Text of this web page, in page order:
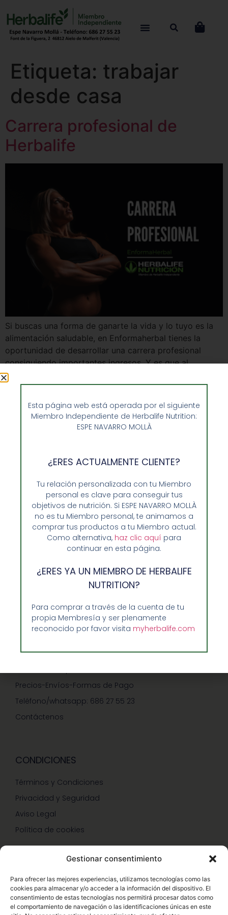
Gestionar consentimiento
Para ofrecer las mejores experiencias, utilizamos tecnologías como las
cookies para almacenar y/o acceder a la información del dispositivo. El
consentimiento de estas tecnologías nos permitirá procesar datos como
el comportamiento de navegación o las identificaciones únicas en este
Etiqueta: trabajar
desde casa
Carrera profesional de
Herbalife
Si buscas una forma de ganarte la vida y lo tuyo es la
alimentación saludable, en Enformaherbal tienes la
oportunidad de desarrollar una carrera profesional
consiguiendo importantes ingresos. Y es que al
convertirte en un miembro de nuestra gran familia,
podrás estar al día de los mejores productos del
Opiniones de Clientes
Sobre Nosotros y Herbalife
Ventajas de Comprar en Enformaherbal.com
Precios-Envíos-Formas de Pago
Teléfono/whatsapp: 686 27 55 23
Contáctenos
CONDICIONES
Términos y Condiciones
Privacidad y Seguridad
Aviso Legal
Política de cookies
Hazte Miembro Herbalife
Consulta Nutrición Gratis
Esta página web está operada por el siguiente
Miembro Independiente de Herbalife Nutrition:
ESPE NAVARRO MOLLÀ
¿ERES ACTUALMENTE CLIENTE?
Tu relación personalizada con tu Miembro
personal es clave para conseguir tus
objetivos de nutrición. Si ESPE NAVARRO MOLLÀ
no es tu Miembro personal, te animamos a
comprar tus productos a tu Miembro actual.
Como alternativa, haz clic aquí para
continuar en esta página.
¿ERES YA UN MIEMBRO DE HERBALIFE
NUTRITION?
Para comprar a través de la cuenta de tu
propia Membresía y ser plenamente
reconocido por favor visita myherbalife.com